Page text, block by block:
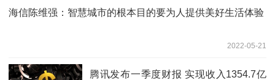
海信陈维强：智慧城市的根本目的要为人提供美好生活体验
2022-05-21
腾讯发布一季度财报 实现收入1354.7亿